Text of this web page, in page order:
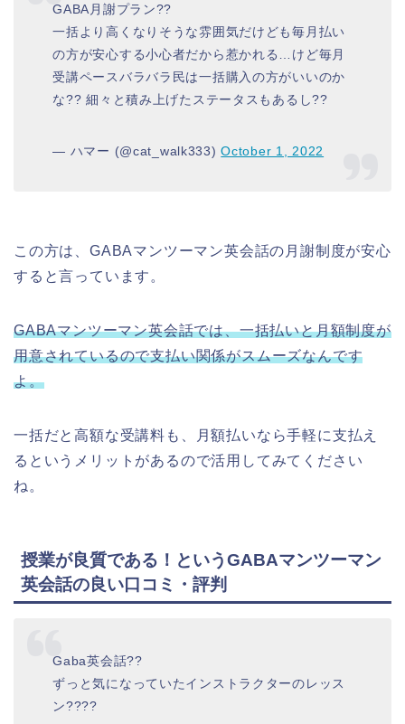
GABA月謝プラン??
一括より高くなりそうな雰囲気だけども毎月払い
の方が安心する小心者だから惹かれる…けど毎月
受講ペースバラバラ民は一括購入の方がいいのか
な?? 細々と積み上げたステータスもあるし??
— ハマー (@cat_walk333)October 1, 2022
この方は、GABAマンツーマン英会話の月謝制度が安心
すると言っています。
GABAマンツーマン英会話では、一括払いと月額制度が
用意されているので支払い関係がスムーズなんです
よ。
一括だと高額な受講料も、月額払いなら手軽に支払え
るというメリットがあるので活用してみてください
ね。
授業が良質である！というGABAマンツーマン
英会話の良い口コミ・評判
Gaba英会話??
ずっと気になっていたインストラクターのレッス
ン????